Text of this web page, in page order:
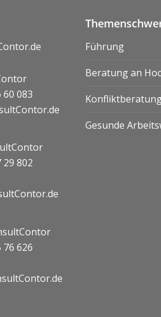
60 083
29 802
76 626
Führung
Beratung an
Gesunde